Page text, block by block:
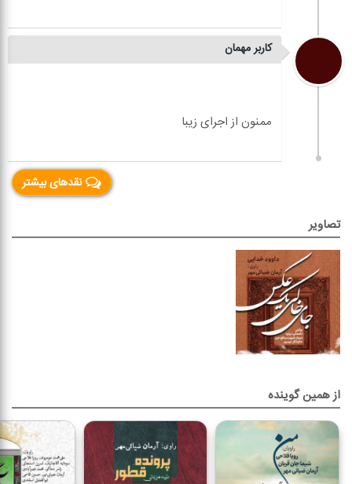
کاربر مهمان
نقدهای بیشتر
تصاویر
از همین گوینده